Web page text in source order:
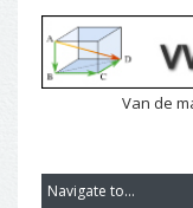
Van de